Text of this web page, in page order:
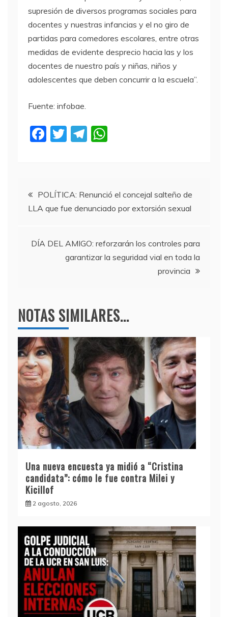
supresión de diversos programas sociales para
docentes y nuestras infancias y el no giro de
partidas para comedores escolares, entre otras
medidas de evidente desprecio hacia las y los
docentes de nuestro país y niñas, niños y
adolescentes que deben concurrir a la escuela”.
Fuente: infobae.
F
b
o
k
T
T
a
m
A
p
Navegación
de
entradas
POLÍTICA: Renunció el concejal salteño de
LLA que fue denunciado por extorsión sexual
DÍA DEL AMIGO: reforzarán los controles para
garantizar la seguridad vial en toda la
provincia
NOTAS SIMILARES...
Una nueva encuesta ya midió a “Cristina
candidata”: cómo le fue contra Milei y
Kicillof
2 agosto, 2026